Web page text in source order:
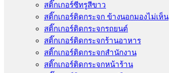
สติ๊กเกอร์ซีทรูสีขาว
สติ๊กเกอร์ติดกระจก ข้างนอกมองไม่เห็น
สติ๊กเกอร์ติดกระจกรถยนต์
สติ๊กเกอร์ติดกระจกร้านอาหาร
สติ๊กเกอร์ติดกระจกสำนักงาน
สติ๊กเกอร์ติดกระจกหน้าร้าน